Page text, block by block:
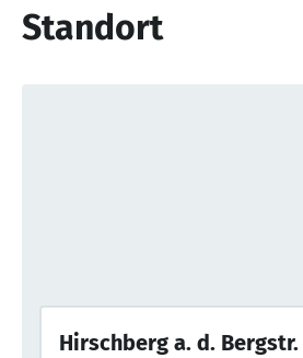
Standort
Hirschberg a. d. Bergstr.